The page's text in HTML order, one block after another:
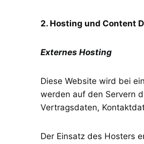
2. Hosting und Content
Externes Hosting
Diese Website wird bei
werden auf den Servern
Vertragsdaten,
Der Einsatz des Hosters